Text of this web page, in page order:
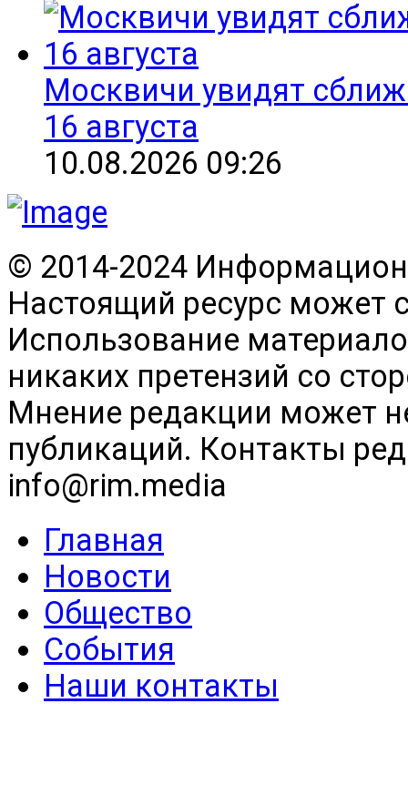
Москвичи увидят
16 августа
10.08.2026 09:26
© 2014-2024
Настоящий ресурс может
Использование
никаких претензий со
Мнение редакции может
публикаций. Контакты
info@rim.media
Главная
Новости
Общество
События
Наши контакты